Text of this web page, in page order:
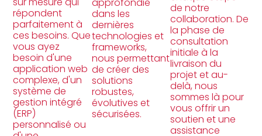
répondent
parfaitement à
ces besoins. Que
vous ayez
besoin d'une
application web
complexe, d'un
système de
gestion intégré
(ERP)
personnalisé ou
dans les
dernières
technologies et
frameworks,
nous permettant
de créer des
solutions
robustes,
évolutives et
sécurisées.
de notre
collaboration. De
la phase de
consultation
initiale à la
livraison du
projet et au-
delà, nous
sommes là pour
vous offrir un
soutien et une
assistance